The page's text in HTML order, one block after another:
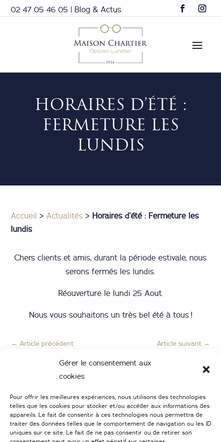
Gérer le consentement aux
cookies
Pour offrir les meilleures expériences, nous utilisons des technologies
telles que les cookies pour stocker et/ou accéder aux informations des
appareils. Le fait de consentir à ces technologies nous permettra de
traiter des données telles que le comportement de navigation ou les ID
uniques sur ce site. Le fait de ne pas consentir ou de retirer son
02 47 05 46 05 | Blog & Actus
HORAIRES D’ÉTÉ :
FERMETURE LES
LUNDIS
Accueil > Actualités > Horaires d’été : Fermeture les
lundis
Chers clients et amis, durant la période estivale, nous
serons fermés les lundis.
Réouverture le lundi 25 Aout.
Nous vous souhaitons un très bel été à tous !
←Article précédent Article suivant→